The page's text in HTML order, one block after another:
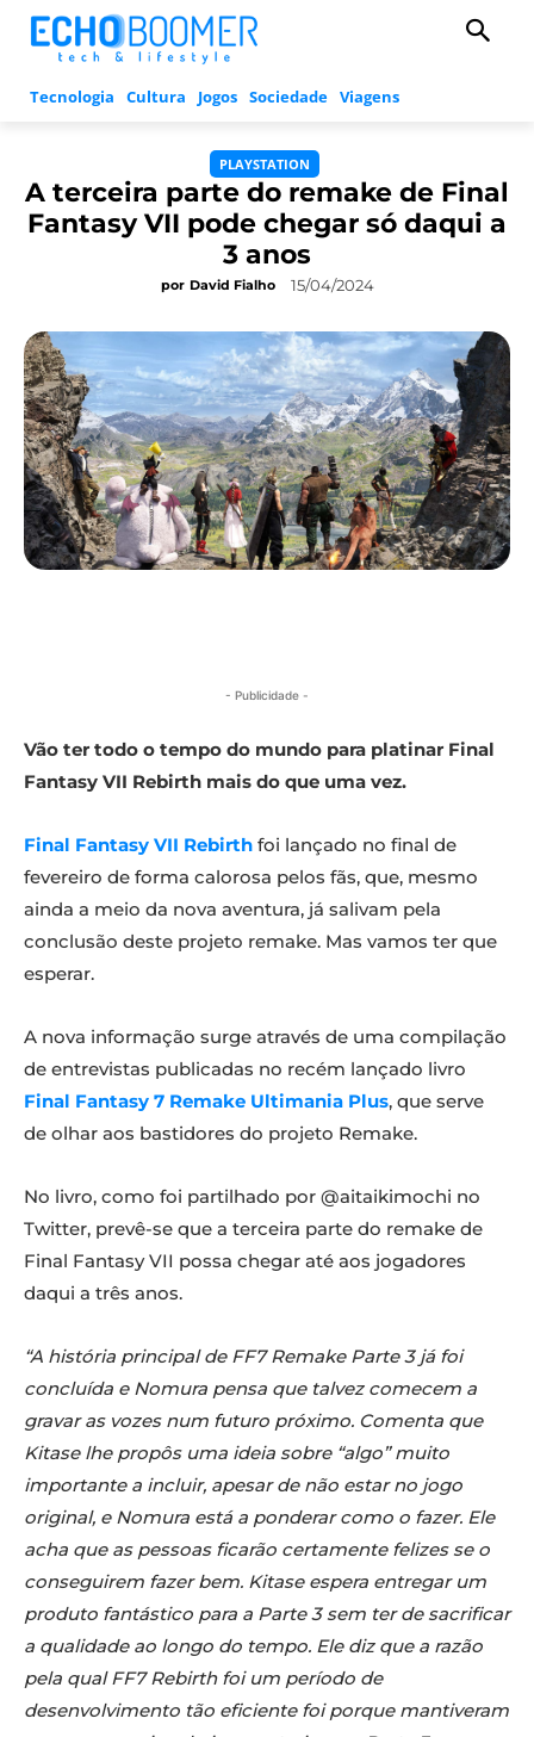
Tecnologia Cultura Jogos Sociedade Viagens
PLAYSTATION
A terceira parte do remake de Final
Fantasy VII pode chegar só daqui a
3 anos
por David Fialho 15/04/2024
- Publicidade -
Vão ter todo o tempo do mundo para platinar Final
Fantasy VII Rebirth mais do que uma vez.
Final Fantasy VII Rebirth foi lançado no final de
fevereiro de forma calorosa pelos fãs, que, mesmo
ainda a meio da nova aventura, já salivam pela
conclusão deste projeto remake. Mas vamos ter que
esperar.
A nova informação surge através de uma compilação
de entrevistas publicadas no recém lançado livro
Final Fantasy 7 Remake Ultimania Plus, que serve
de olhar aos bastidores do projeto Remake.
No livro, como foi partilhado por @aitaikimochi no
Twitter, prevê-se que a terceira parte do remake de
Final Fantasy VII possa chegar até aos jogadores
daqui a três anos.
“A história principal de FF7 Remake Parte 3 já foi
concluída e Nomura pensa que talvez comecem a
gravar as vozes num futuro próximo. Comenta que
Kitase lhe propôs uma ideia sobre “algo” muito
importante a incluir, apesar de não estar no jogo
original, e Nomura está a ponderar como o fazer. Ele
acha que as pessoas ficarão certamente felizes se o
conseguirem fazer bem. Kitase espera entregar um
produto fantástico para a Parte 3 sem ter de sacrificar
a qualidade ao longo do tempo. Ele diz que a razão
pela qual FF7 Rebirth foi um período de
desenvolvimento tão eficiente foi porque mantiveram